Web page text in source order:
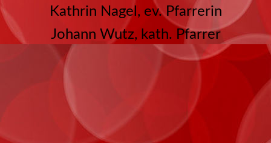
Kathrin Nagel, ev. Pfarrerin
Johann Wutz, kath. Pfarrer